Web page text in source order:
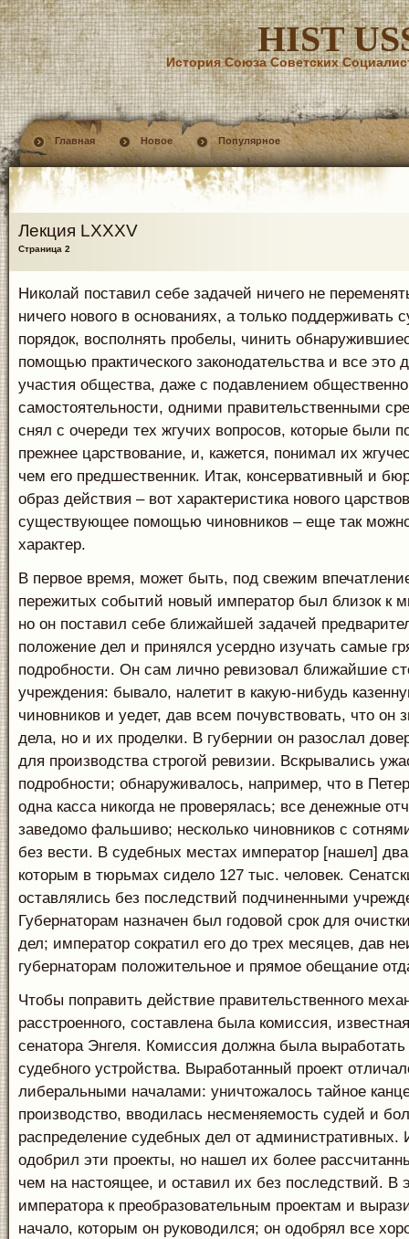
HIST
История Союза Советских
Главная Новое Популярное
Лекция LXXXV
Страница 2
Николай поставил себе задачей ничего не
ничего нового в основаниях, а только
порядок, восполнять пробелы, чинить
помощью практического законодательства и все это
участия общества, даже с подавлением
самостоятельности, одними правительственными
снял с очереди тех жгучих вопросов, которые были
прежнее царствование, и, кажется, понимал их
чем его предшественник. Итак, консервативный и
образ действия – вот характеристика нового
существующее помощью чиновников – еще так можно
характер.
В первое время, может быть, под свежим
пережитых событий новый император был близок к
но он поставил себе ближайшей задачей
положение дел и принялся усердно изучать самые
подробности. Он сам лично ревизовал ближайшие
учреждения: бывало, налетит в какую-нибудь
чиновников и уедет, дав всем почувствовать, что он
дела, но и их проделки. В губернии он разослал
для производства строгой ревизии. Вскрывались
подробности; обнаруживалось, например, что в
одна касса никогда не проверялась; все денежные
заведомо фальшиво; несколько чиновников с
без вести. В судебных местах император [нашел]
которым в тюрьмах сидело 127 тыс. человек.
оставлялись без последствий подчиненными
Губернаторам назначен был годовой срок для
дел; император сократил его до трех месяцев, дав
губернаторам положительное и прямое обещание
Чтобы поправить действие правительственного
расстроенного, составлена была комиссия,
сенатора Энгеля. Комиссия должна была выработать
судебного устройства. Выработанный проект
либеральными началами: уничтожалось тайное
производство, вводилась несменяемость судей и
распределение судебных дел от административных.
одобрил эти проекты, но нашел их более
чем на настоящее, и оставил их без последствий. В
императора к преобразовательным проектам и
начало, которым он руководился; он одобрял все